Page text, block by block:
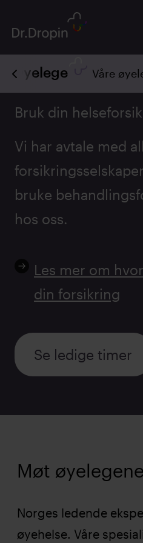
Øyelege Våre
Bruk din
Vi har avtale med
bruke
hos oss.
Les mer om
din forsikring
Se ledige timer
Møt
Norges ledende
øyehelse. Våre